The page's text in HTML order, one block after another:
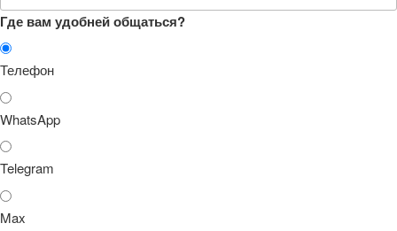
Где вам удобней общаться?
Телефон
WhatsApp
Telegram
Max